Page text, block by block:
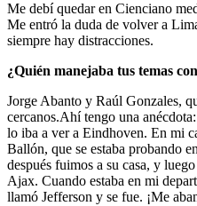
Me debí quedar en Cienciano
Me entró la duda de volver a
siempre hay distracciones.
¿Quién manejaba tus temas
Jorge Abanto y Raúl Gonzales,
cercanos.Ahí tengo una
lo iba a ver a Eindhoven. En mi
Ballón, que se estaba probando
después fuimos a su casa, y
Ajax. Cuando estaba en mi
llamó Jefferson y se fue. ¡Me